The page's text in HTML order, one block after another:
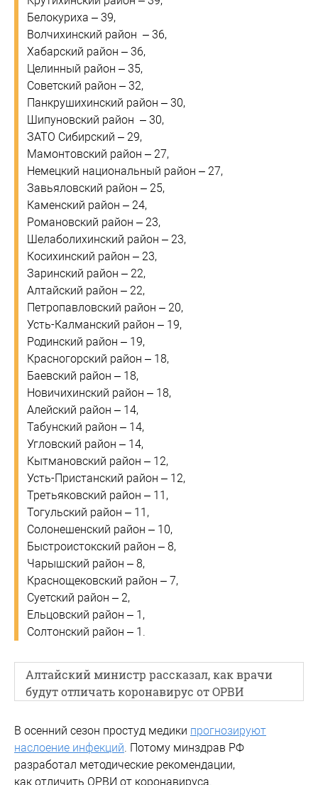
Белокуриха – 39,
Волчихинский район – 36,
Хабарский район – 36,
Целинный район – 35,
Советский район – 32,
Панкрушихинский район – 30,
Шипуновский район – 30,
ЗАТО Сибирский – 29,
Мамонтовский район – 27,
Немецкий национальный район – 27,
Завьяловский район – 25,
Каменский район – 24,
Романовский район – 23,
Шелаболихинский район – 23,
Косихинский район – 23,
Заринский район – 22,
Алтайский район – 22,
Петропавловский район – 20,
Усть-Калманский район – 19,
Родинский район – 19,
Красногорский район – 18,
Баевский район – 18,
Новичихинский район – 18,
Алейский район – 14,
Табунский район – 14,
Угловский район – 14,
Кытмановский район – 12,
Усть-Пристанский район – 12,
Третьяковский район – 11,
Тогульский район – 11,
Солонешенский район – 10,
Быстроистокский район – 8,
Чарышский район – 8,
Краснощековский район – 7,
Суетский район – 2,
Ельцовский район – 1,
Солтонский район – 1.
Алтайский министр рассказал, как врачи
будут отличать коронавирус от ОРВИ
В осенний сезон простуд медики прогнозируют
наслоение инфекций. Потому минздрав РФ
разработал методические рекомендации,
как отличить ОРВИ от коронавируса.